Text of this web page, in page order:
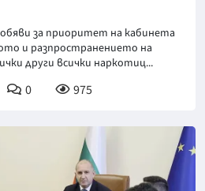
за приоритет на кабинета
и разпространението на
други всички наркотиц...
0 975